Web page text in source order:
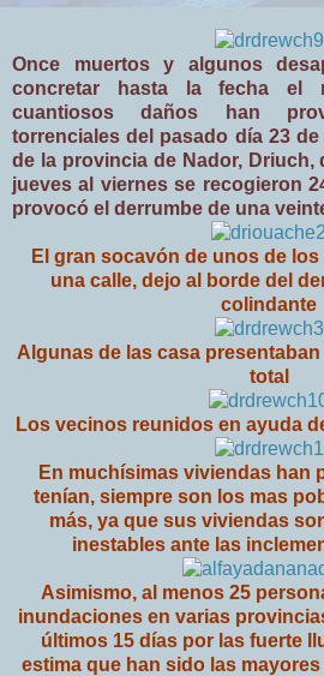
Once muertos y algunos
concretar hasta la fecha el
cuantiosos daños han
torrenciales del pasado día 23
de la provincia de Nador, Driuch,
jueves al viernes se recogieron
provocó el derrumbe de una
El gran socavón de unos de
una calle, dejo al borde del
colindante
Algunas de las casa
total
Los vecinos reunidos en ayuda
En muchísimas viviendas han
tenían, siempre son los mas
más, ya que sus viviendas
inestables ante las
Asimismo, al menos 25
inundaciones en varias
últimos 15 días por las fuerte
estima que han sido las